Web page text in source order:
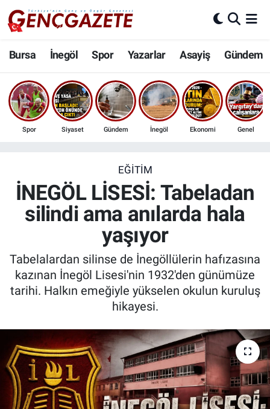
Bursa İnegöl Spor Yazarlar Asayiş Gündem
Spor Siyaset Gündem İnegöl Ekonomi Genel
EĞITIM
İNEGÖL LİSESİ: Tabeladan
silindi ama anılarda hala
yaşıyor
Tabelalardan silinse de İnegöllülerin hafızasına
kazınan İnegöl Lisesi'nin 1932'den günümüze
tarihi. Halkın emeğiyle yükselen okulun kuruluş
hikayesi.
Bursa
İnegöl
3.SAYFA
Ekonomi
İnanç
Kadın & Aile
Sağlık
Siyaset
Nöbetçi Eczaneler
Hava Durumu
Trafik Durumu
Son Dakika Haberleri